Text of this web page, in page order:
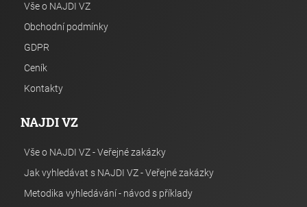
Vše o NAJDI VZ
Obchodní podmínky
GDPR
Ceník
Kontakty
NAJDI VZ
Vše o NAJDI VZ - Veřejné zakázky
Jak vyhledávat s NAJDI VZ - Veřejné zakázky
Metodika vyhledávání - návod s příklady